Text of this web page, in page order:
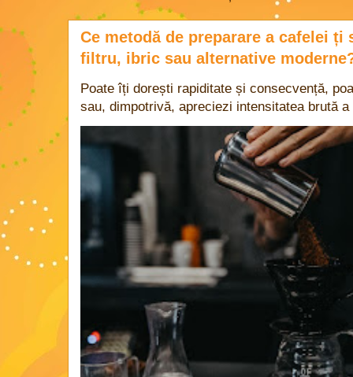
Ce metodă de preparare a cafelei
filtru, ibric sau alternative
Poate îți dorești rapiditate și consecvență,
sau, dimpotrivă, apreciezi intensitatea brută